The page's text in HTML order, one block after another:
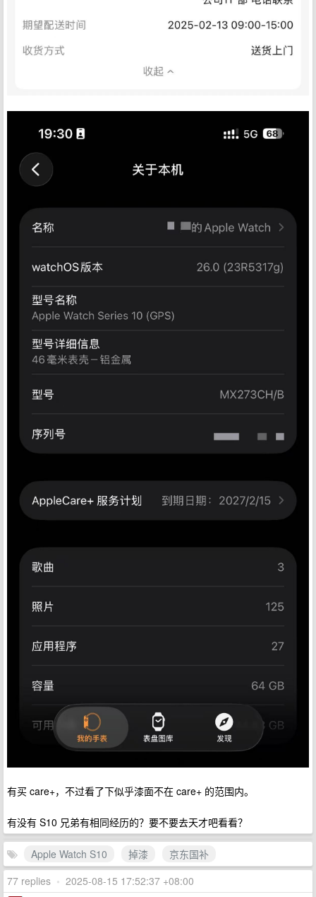
有买 care+，不过看了下似乎漆面不在 care+ 的范围内。
有没有 S10 兄弟有相同经历的？要不要去天才吧看看？
Apple Watch S10 掉漆
京东国补
77 replies • 2025-08-15 17:52:37 +08:00